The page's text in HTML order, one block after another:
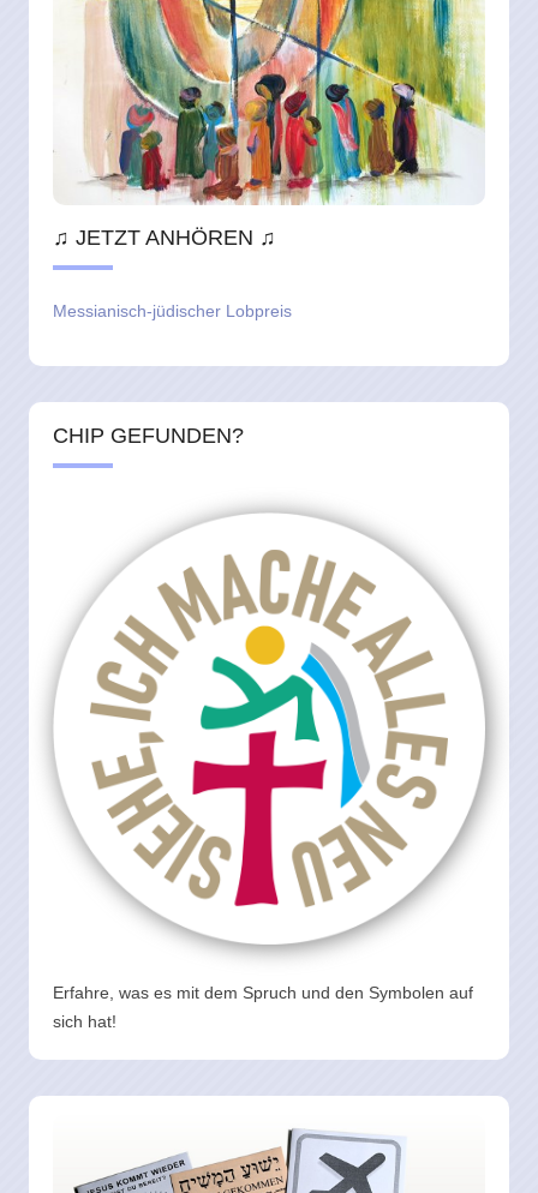
♫ JETZT ANHÖREN ♫
Messianisch-jüdischer Lobpreis
CHIP GEFUNDEN?
Erfahre, was es mit dem Spruch und den Symbolen auf
sich hat!